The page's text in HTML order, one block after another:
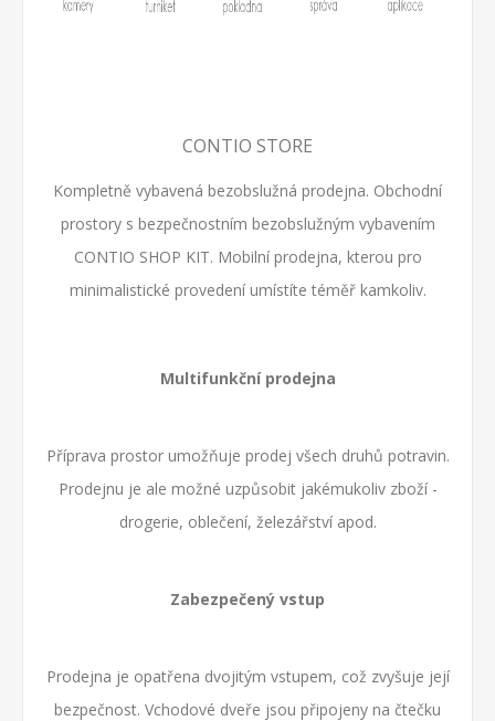
CONTIO STORE
Kompletně vybavená bezobslužná prodejna. Obchodní
prostory s bezpečnostním bezobslužným vybavením
CONTIO SHOP KIT. Mobilní prodejna, kterou pro
minimalistické provedení umístíte téměř kamkoliv.
Multifunkční prodejna
Příprava prostor umožňuje prodej všech druhů potravin.
Prodejnu je ale možné uzpůsobit jakémukoliv zboží -
drogerie, oblečení, železářství apod.
Zabezpečený vstup
Prodejna je opatřena dvojitým vstupem, což zvyšuje její
bezpečnost. Vchodové dveře jsou připojeny na čtečku